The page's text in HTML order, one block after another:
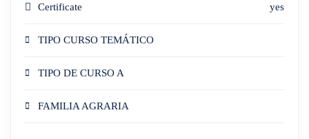
Certificate yes
TIPO CURSO TEMÁTICO
TIPO DE CURSO A
FAMILIA AGRARIA